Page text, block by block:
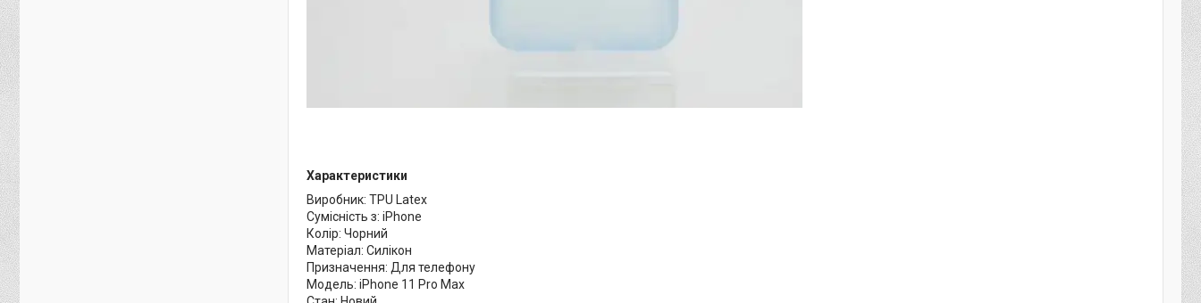
Характеристики
Виробник: TPU Latex
Сумісність з: iPhone
Колір: Чорний
Матеріал: Силiкон
Призначення: Для телефону
Модель: iPhone 11 Pro Max